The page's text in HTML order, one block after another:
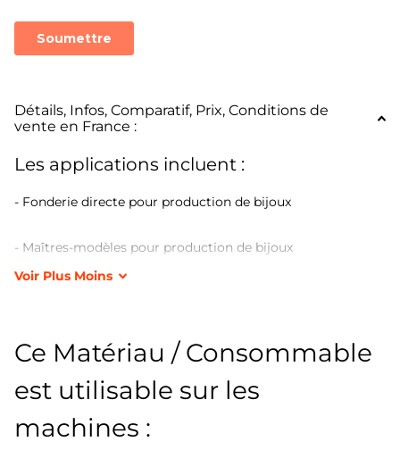
Détails, Infos, Comparatif, Prix, Conditions de
vente en France :
Les applications incluent :
- Fonderie directe pour production de bijoux
- Maîtres-modèles pour production de bijoux
- Moulage de silicone en coquille
Voir Plus Moins
Ce Matériau / Consommable
est utilisable sur les
machines :